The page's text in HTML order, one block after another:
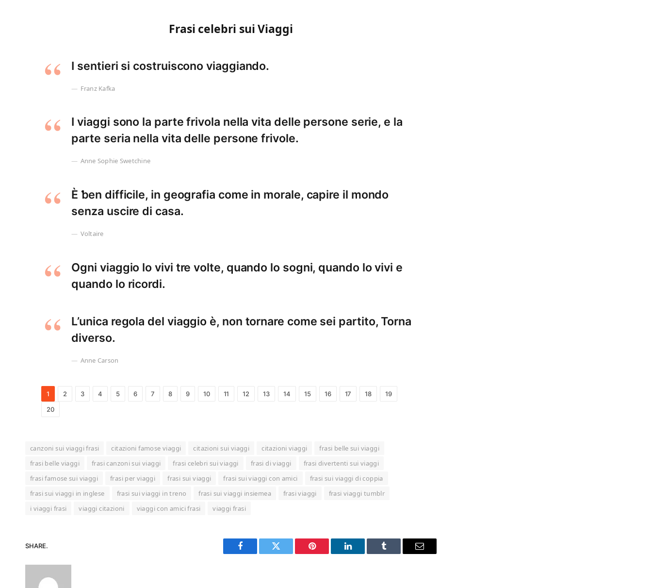
Frasi celebri sui Viaggi
I sentieri si costruiscono viaggiando.
Franz Kafka
I viaggi sono la parte frivola nella vita delle persone serie, e la
parte seria nella vita delle persone frivole.
Anne Sophie Swetchine
È ƅen difficile, in geografia come in morale, capire il mondo
senza uscire di casa.
Voltaire
Ogni viaggio lo vivi tre volte, quando lo sogni, quando lo vivi e
quando lo ricordi.
L’unica regola del viaggio è, non tornare come sei partito, Torna
diverso.
Anne Carson
1 2 3 4 5 6 7 8 9 10 11 12 13 14 15 16 17 18
19
20
canzoni sui viaggi frasi citazioni famose viaggi citazioni sui viaggi citazioni viaggi
frasi belle sui viaggi
frasi belle viaggi
frasi canzoni sui viaggi frasi celebri sui viaggi frasi di viaggi
frasi divertenti sui viaggi
frasi famose sui viaggi
frasi per viaggi frasi sui viaggi frasi sui viaggi con amici
frasi sui viaggi di coppia
frasi sui viaggi in inglese
frasi sui viaggi in treno frasi sui viaggi insiemea frasi viaggi
frasi viaggi tumblr
i viaggi frasi
viaggi citazioni viaggi con amici frasi viaggi frasi
SHARE.
Facebook Twitter Pinterest LinkedIn Tumblr Email